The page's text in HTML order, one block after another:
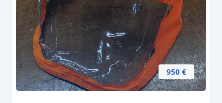
950 €